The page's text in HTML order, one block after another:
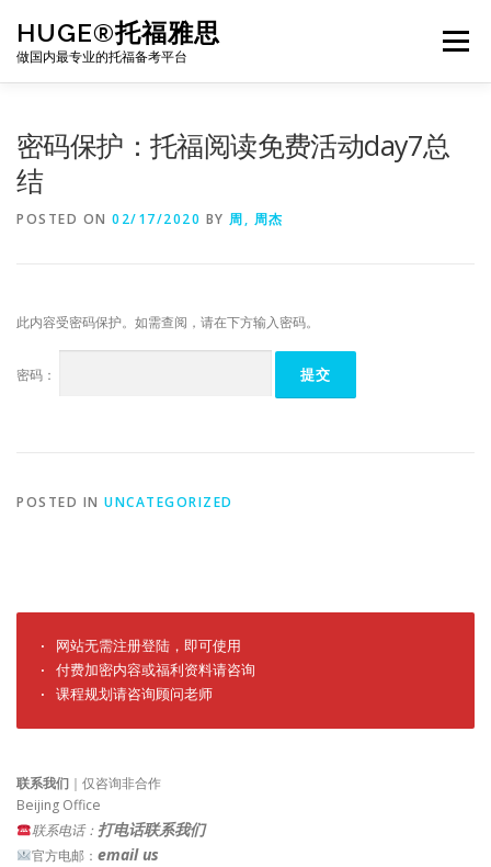
content
HUGE®托福雅思
做国内最专业的托福备考平台
Menu
密码保护：托福阅读免费活动day7总
结
POSTED ON 02/17/2020 BY 周, 周杰
此内容受密码保护。如需查阅，请在下方输入密码。
密码：
POSTED IN UNCATEGORIZED
· 网站无需注册登陆，即可使用
· 付费加密内容或福利资料请咨询
· 课程规划请咨询顾问老师
联系我们 ｜仅咨询非合作
Beijing Office
联系电话： 打电话联系我们
官方电邮： email us